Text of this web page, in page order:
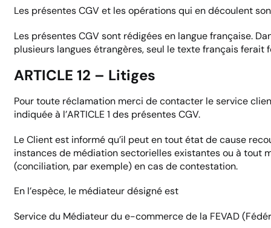
Les présentes CGV et les opérations qui en découlent
Les présentes CGV sont rédigées en langue française.
plusieurs langues étrangères, seul le texte français ferait
ARTICLE 12 – Litiges
Pour toute réclamation merci de contacter le service
indiquée à l’ARTICLE 1 des présentes CGV.
Le Client est informé qu’il peut en tout état de cause
instances de médiation sectorielles existantes ou à tout
(conciliation, par exemple) en cas de contestation.
En l’espèce, le médiateur désigné est
Service du Médiateur du e-commerce de la FEVAD